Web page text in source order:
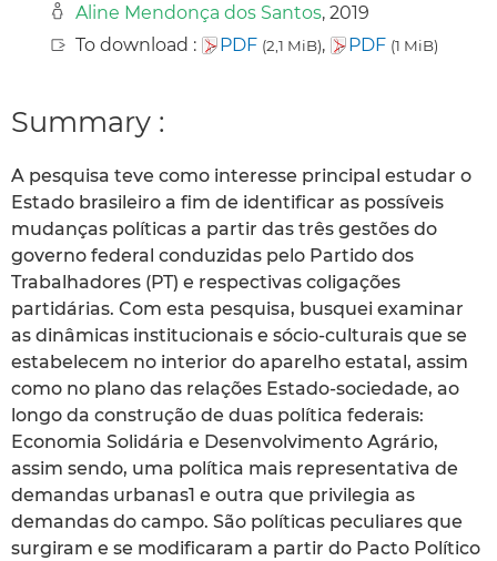
Aline Mendonça dos Santos, 2019
To download :
PDF (2,1 MiB), PDF (1 MiB)
Summary :
A pesquisa teve como interesse principal estudar o
Estado brasileiro a fim de identificar as possíveis
mudanças políticas a partir das três gestões do
governo federal conduzidas pelo Partido dos
Trabalhadores (PT) e respectivas coligações
partidárias. Com esta pesquisa, busquei examinar
as dinâmicas institucionais e sócio-culturais que se
estabelecem no interior do aparelho estatal, assim
como no plano das relações Estado-sociedade, ao
longo da construção de duas política federais:
Economia Solidária e Desenvolvimento Agrário,
assim sendo, uma política mais representativa de
demandas urbanas1 e outra que privilegia as
demandas do campo. São políticas peculiares que
surgiram e se modificaram a partir do Pacto Político